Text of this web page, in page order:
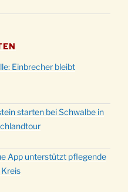
Einbrecher bleibt
starten bei Schwalbe in
App unterstützt pflegende